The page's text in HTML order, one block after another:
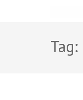
Tag: